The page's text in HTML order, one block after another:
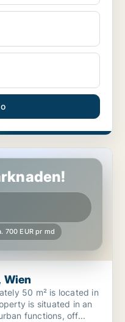
700 EUR pr md
Wien
50 m² is located in
is situated in an
functions, off...